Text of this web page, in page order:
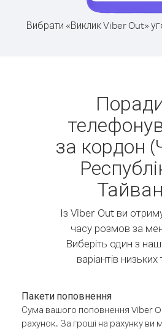
Вибрати «Виклик Viber Out»
за кордон
Із Viber Out ви
часу розмов за
Виберіть один з
варіантів низьких
Пакети поповнення
Сума вашого поповнення Viber
рахунок. За гроші на рахунку